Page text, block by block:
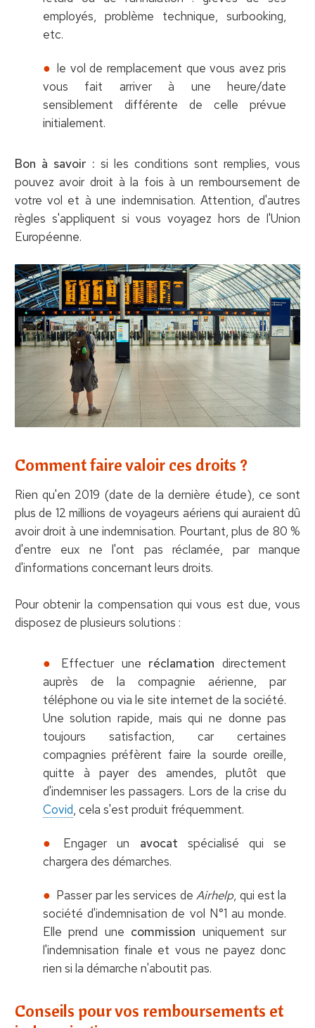
employés, problème technique, surbooking,
etc.
le vol de remplacement que vous avez pris
vous fait arriver à une heure/date
sensiblement différente de celle prévue
initialement.
Bon à savoir : si les conditions sont remplies, vous
pouvez avoir droit à la fois à un remboursement de
votre vol et à une indemnisation. Attention, d'autres
règles s'appliquent si vous voyagez hors de l'Union
Européenne.
Comment faire valoir ces droits ?
Rien qu'en 2019 (date de la dernière étude), ce sont
plus de 12 millions de voyageurs aériens qui auraient dû
avoir droit à une indemnisation. Pourtant, plus de 80 %
d'entre eux ne l'ont pas réclamée, par manque
d'informations concernant leurs droits.
Pour obtenir la compensation qui vous est due, vous
disposez de plusieurs solutions :
Effectuer une réclamationdirectement
auprès de la compagnie aérienne, par
téléphone ou via le site internet de la société.
Une solution rapide, mais qui ne donne pas
toujours satisfaction, car certaines
compagnies préfèrent faire la sourde oreille,
quitte à payer des amendes, plutôt que
d'indemniser les passagers. Lors de la crise du
Covid, cela s'est produit fréquemment.
Engager un avocat spécialisé qui se
chargera des démarches.
Passer par les services deAirhelp, qui est la
société d'indemnisation de vol N°1 au monde.
Elle prend une commission uniquement sur
l'indemnisation finale et vous ne payez donc
rien si la démarche n'aboutit pas.
Conseils pour vos remboursements et